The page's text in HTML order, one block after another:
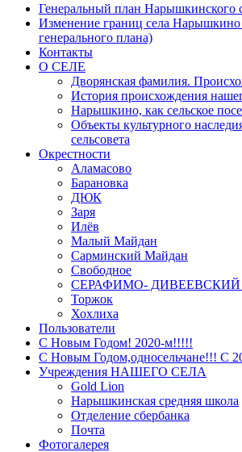
Генеральный план Нарышкинского
Изменение границ села Нарышкино
генерального плана)
Контакты
О СЕЛЕ
Дворянская фамилия.
История происхождения
Нарышкино, как сельское
Объекты культурного
сельсовета
Окрестности
Аламасово
Барановка
ДЮК
Заря
Илёв
Малый Майдан
Сарминский Майдан
Свободное
СЕРАФИМО-
Торжок
Хохлиха
Пользователи
С Новым Годом! 2020-м!!!!!
С Новым Годом,односельчане!!! С
Учреждения НАШЕГО СЕЛА
Gold Lion
Нарышкинская средняя школа
Отделение сбербанка
Почта
Фотогалерея